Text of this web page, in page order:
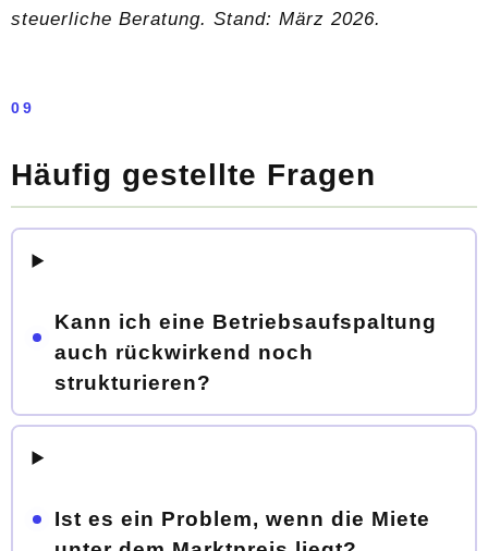
steuerliche Beratung. Stand: März 2026.
09
Häufig gestellte Fragen
Kann ich eine Betriebsaufspaltung
auch rückwirkend noch
strukturieren?
Ist es ein Problem, wenn die Miete